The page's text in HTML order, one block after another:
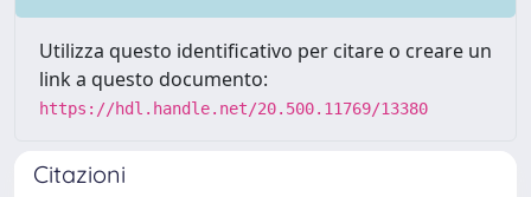
Utilizza questo identificativo per citare o creare un
link a questo documento:
https://hdl.handle.net/20.500.11769/13380
Citazioni